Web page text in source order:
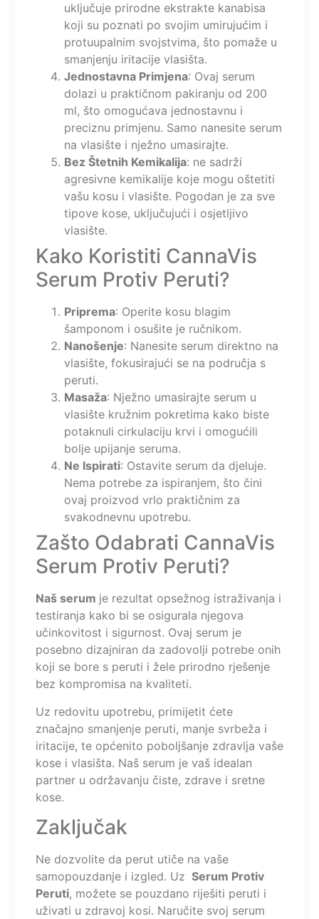
uključuje prirodne ekstrakte kanabisa
koji su poznati po svojim umirujućim i
protuupalnim svojstvima, što pomaže u
smanjenju iritacije vlasišta.
Jednostavna Primjena: Ovaj serum
dolazi u praktičnom pakiranju od 200
ml, što omogućava jednostavnu i
preciznu primjenu. Samo nanesite serum
na vlasište i nježno umasirajte.
Bez Štetnih Kemikalija: ne sadrži
agresivne kemikalije koje mogu oštetiti
vašu kosu i vlasište. Pogodan je za sve
tipove kose, uključujući i osjetljivo
vlasište.
Kako Koristiti CannaVis
Serum Protiv Peruti?
Priprema: Operite kosu blagim
šamponom i osušite je ručnikom.
Nanošenje: Nanesite serum direktno na
vlasište, fokusirajući se na područja s
peruti.
Masaža: Nježno umasirajte serum u
vlasište kružnim pokretima kako biste
potaknuli cirkulaciju krvi i omogućili
bolje upijanje seruma.
Ne Ispirati: Ostavite serum da djeluje.
Nema potrebe za ispiranjem, što čini
ovaj proizvod vrlo praktičnim za
svakodnevnu upotrebu.
Zašto Odabrati CannaVis
Serum Protiv Peruti?
Naš serum je rezultat opsežnog istraživanja i
testiranja kako bi se osigurala njegova
učinkovitost i sigurnost. Ovaj serum je
posebno dizajniran da zadovolji potrebe onih
koji se bore s peruti i žele prirodno rješenje
bez kompromisa na kvaliteti.
Uz redovitu upotrebu, primijetit ćete
značajno smanjenje peruti, manje svrbeža i
iritacije, te općenito poboljšanje zdravlja vaše
kose i vlasišta. Naš serum je vaš idealan
partner u održavanju čiste, zdrave i sretne
kose.
Zaključak
Ne dozvolite da perut utiče na vaše
samopouzdanje i izgled. Uz Serum Protiv
Peruti, možete se pouzdano riješiti peruti i
uživati u zdravoj kosi. Naručite svoj serum